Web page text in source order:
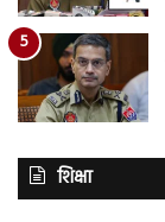
शिक्षा